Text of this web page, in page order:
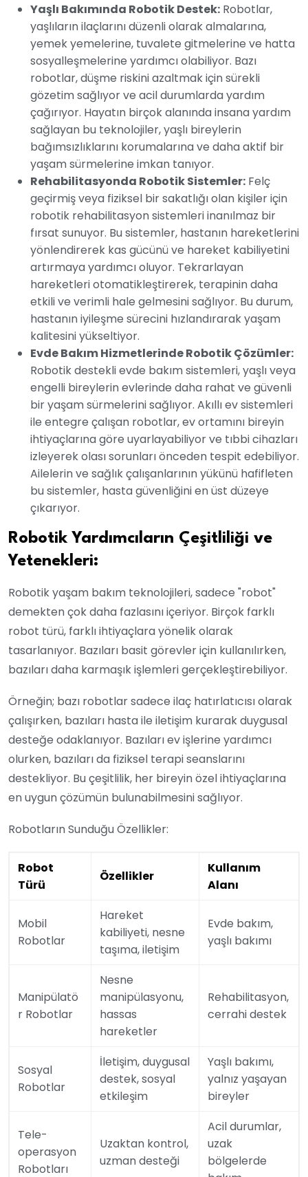
Yaşlı Bakımında Robotik Destek: Robotlar,
yaşlıların ilaçlarını düzenli olarak almalarına,
yemek yemelerine, tuvalete gitmelerine ve hatta
sosyalleşmelerine yardımcı olabiliyor. Bazı
robotlar, düşme riskini azaltmak için sürekli
gözetim sağlıyor ve acil durumlarda yardım
çağırıyor. Hayatın birçok alanında insana yardım
sağlayan bu teknolojiler, yaşlı bireylerin
bağımsızlıklarını korumalarına ve daha aktif bir
yaşam sürmelerine imkan tanıyor.
Rehabilitasyonda Robotik Sistemler: Felç
geçirmiş veya fiziksel bir sakatlığı olan kişiler için
robotik rehabilitasyon sistemleri inanılmaz bir
fırsat sunuyor. Bu sistemler, hastanın hareketlerini
yönlendirerek kas gücünü ve hareket kabiliyetini
artırmaya yardımcı oluyor. Tekrarlayan
hareketleri otomatikleştirerek, terapinin daha
etkili ve verimli hale gelmesini sağlıyor. Bu durum,
hastanın iyileşme sürecini hızlandırarak yaşam
kalitesini yükseltiyor.
Evde Bakım Hizmetlerinde Robotik Çözümler:
Robotik destekli evde bakım sistemleri, yaşlı veya
engelli bireylerin evlerinde daha rahat ve güvenli
bir yaşam sürmelerini sağlıyor. Akıllı ev sistemleri
ile entegre çalışan robotlar, ev ortamını bireyin
ihtiyaçlarına göre uyarlayabiliyor ve tıbbi cihazları
izleyerek olası sorunları önceden tespit edebiliyor.
Ailelerin ve sağlık çalışanlarının yükünü hafifleten
bu sistemler, hasta güvenliğini en üst düzeye
çıkarıyor.
Robotik Yardımcıların Çeşitliliği ve
Yetenekleri:
Robotik yaşam bakım teknolojileri, sadece "robot"
demekten çok daha fazlasını içeriyor. Birçok farklı
robot türü, farklı ihtiyaçlara yönelik olarak
tasarlanıyor. Bazıları basit görevler için kullanılırken,
bazıları daha karmaşık işlemleri gerçekleştirebiliyor.
Örneğin; bazı robotlar sadece ilaç hatırlatıcısı olarak
çalışırken, bazıları hasta ile iletişim kurarak duygusal
desteğe odaklanıyor. Bazıları ev işlerine yardımcı
olurken, bazıları da fiziksel terapi seanslarını
destekliyor. Bu çeşitlilik, her bireyin özel ihtiyaçlarına
en uygun çözümün bulunabilmesini sağlıyor.
Robotların Sunduğu Özellikler:
Robot
Türü
Özellikler
Kullanım
Alanı
Mobil
Robotlar
Hareket
kabiliyeti, nesne
taşıma, iletişim
Evde bakım,
yaşlı bakımı
Manipülatö
r Robotlar
Nesne
manipülasyonu,
hassas
hareketler
Rehabilitasyon,
cerrahi destek
Sosyal
Robotlar
İletişim, duygusal
destek, sosyal
etkileşim
Yaşlı bakımı,
yalnız yaşayan
bireyler
Tele-
operasyon
Robotları
Uzaktan kontrol,
uzman desteği
Acil durumlar,
uzak
bölgelerde